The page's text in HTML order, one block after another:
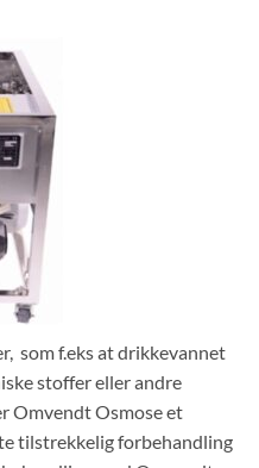
som f.eks at drikkevannet
stoffer eller andre
Omvendt Osmose et
tilstrekkelig forbehandling